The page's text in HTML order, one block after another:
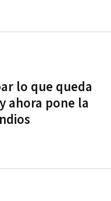
lo que queda
ahora pone la